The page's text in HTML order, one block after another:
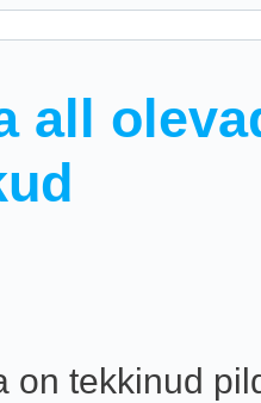
all
on tekkinud